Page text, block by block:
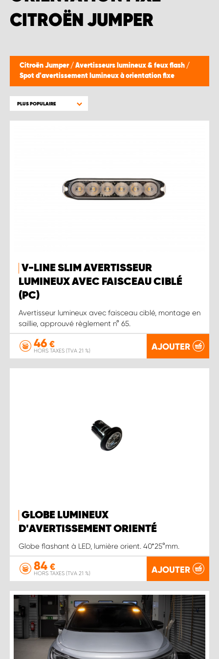
CITROËN JUMPER
Citroën Jumper / Avertisseurs lumineux & feux flash /
Spot d'avertissement lumineux à orientation fixe
PLUS POPULAIRE
V-LINE SLIM AVERTISSEUR
LUMINEUX AVEC FAISCEAU CIBLÉ
(PC)
Avertisseur lumineux avec faisceau ciblé, montage en
saillie, approuvé règlement n° 65.
46 €
HORS TAXES (TVA 21 %) AJOUTER
GLOBE LUMINEUX
D'AVERTISSEMENT ORIENTÉ
Globe flashant à LED, lumière orient. 40*25 ° mm.
84 €
HORS TAXES (TVA 21 %) AJOUTER
WORK SYSTEM BRUXELLES
WORK SYSTEM NAMUR
WORK SYSTEM WEST BY PRO-VAN